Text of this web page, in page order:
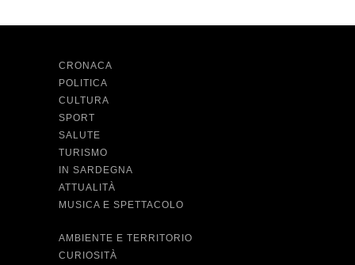
CRONACA
POLITICA
CULTURA
SPORT
SALUTE
TURISMO
IN SARDEGNA
ATTUALITÀ
MUSICA E SPETTACOLO
AMBIENTE E TERRITORIO
CURIOSITÀ